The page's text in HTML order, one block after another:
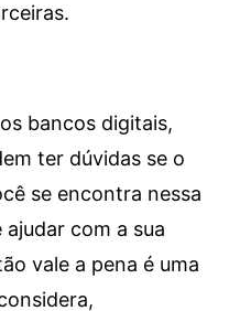
bancos digitais,
ter dúvidas se o
se encontra nessa
com a sua
vale a pena é uma